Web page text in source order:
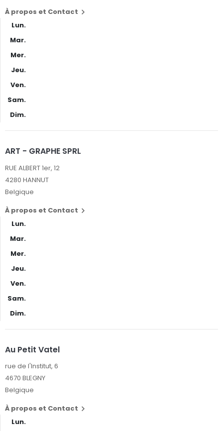
À propos et Contact 
Lun.
Mar.
Mer.
Jeu.
Ven.
Sam.
Dim.
ART - GRAPHE SPRL
RUE ALBERT 1er, 12
4280 HANNUT
Belgique
À propos et Contact 
Lun.
Mar.
Mer.
Jeu.
Ven.
Sam.
Dim.
Au Petit Vatel
rue de l'Institut, 6
4670 BLEGNY
Belgique
À propos et Contact 
Lun.